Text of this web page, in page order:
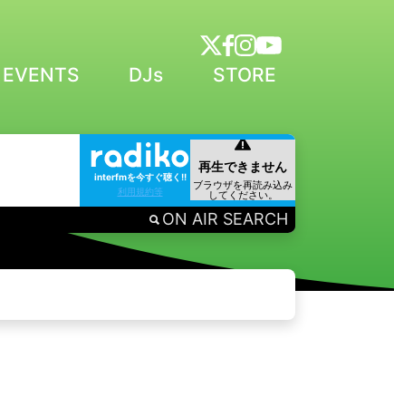
EVENTS DJs STORE
interfmを今すぐ聴く!!
利用規約等
ON AIR SEARCH